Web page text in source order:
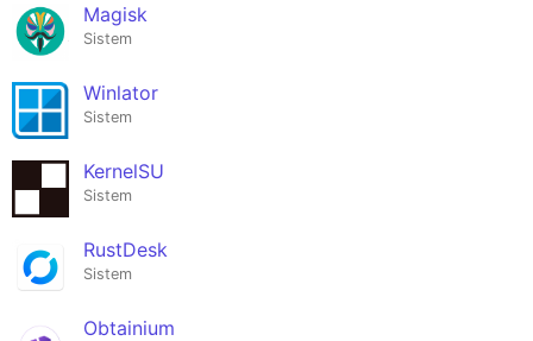
Magisk
Sistem
Winlator
Sistem
KernelSU
Sistem
RustDesk
Sistem
Obtainium